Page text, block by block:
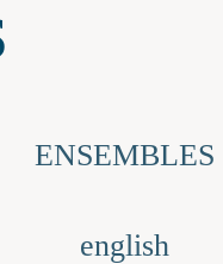
ENSEMBLES
english